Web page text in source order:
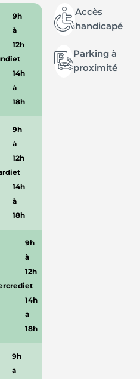
9h
à
12h
et
14h
à
18h
9h
à
12h
et
14h
à
18h
9h
à
12h
et
14h
à
18h
9h
à
Accès
handicapé
Parking à
proximité